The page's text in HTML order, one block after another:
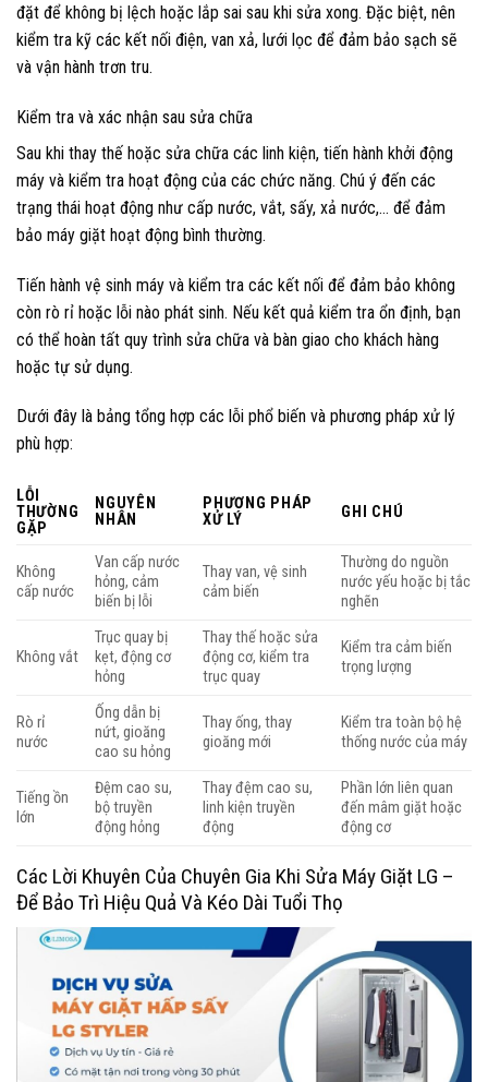
đặt để không bị lệch hoặc lắp sai sau khi sửa xong. Đặc biệt, nên
kiểm tra kỹ các kết nối điện, van xả, lưới lọc để đảm bảo sạch sẽ
và vận hành trơn tru.
Kiểm tra và xác nhận sau sửa chữa
Sau khi thay thế hoặc sửa chữa các linh kiện, tiến hành khởi động
máy và kiểm tra hoạt động của các chức năng. Chú ý đến các
trạng thái hoạt động như cấp nước, vắt, sấy, xả nước,… để đảm
bảo máy giặt hoạt động bình thường.
Tiến hành vệ sinh máy và kiểm tra các kết nối để đảm bảo không
còn rò rỉ hoặc lỗi nào phát sinh. Nếu kết quả kiểm tra ổn định, bạn
có thể hoàn tất quy trình sửa chữa và bàn giao cho khách hàng
hoặc tự sử dụng.
Dưới đây là bảng tổng hợp các lỗi phổ biến và phương pháp xử lý
phù hợp:
LỖI
THƯỜNG
GẶP
NGUYÊN
NHÂN
PHƯƠNG PHÁP
XỬ LÝ
GHI CHÚ
Không
cấp nước
Van cấp nước
hỏng, cảm
biến bị lỗi
Thay van, vệ sinh
cảm biến
Thường do nguồn
nước yếu hoặc bị tắc
nghẽn
Không vắt
Trục quay bị
kẹt, động cơ
hỏng
Thay thế hoặc sửa
động cơ, kiểm tra
trục quay
Kiểm tra cảm biến
trọng lượng
Rò rỉ
nước
Ống dẫn bị
nứt, gioăng
cao su hỏng
Thay ống, thay
gioăng mới
Kiểm tra toàn bộ hệ
thống nước của máy
Tiếng ồn
lớn
Đệm cao su,
bộ truyền
động hỏng
Thay đệm cao su,
linh kiện truyền
động
Phần lớn liên quan
đến mâm giặt hoặc
động cơ
Các Lời Khuyên Của Chuyên Gia Khi Sửa Máy Giặt LG –
Để Bảo Trì Hiệu Quả Và Kéo Dài Tuổi Thọ